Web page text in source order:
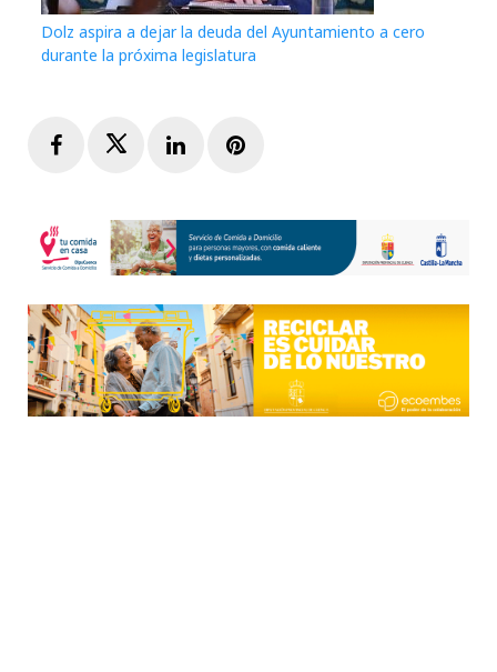
Dolz aspira a dejar la deuda del Ayuntamiento a cero
durante la próxima legislatura
FacebookTwitterLinkedInPinterest